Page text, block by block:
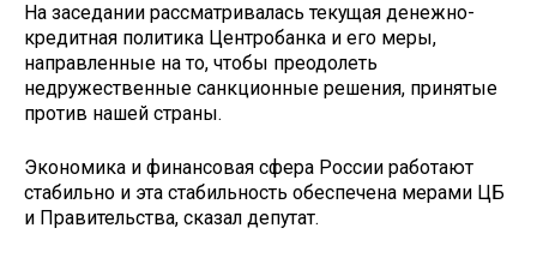
На заседании рассматривалась текущая денежно-
кредитная политика Центробанка и его меры,
направленные на то, чтобы преодолеть
недружественные санкционные решения, принятые
против нашей страны.
Экономика и финансовая сфера России работают
стабильно и эта стабильность обеспечена мерами ЦБ
и Правительства, сказал депутат.